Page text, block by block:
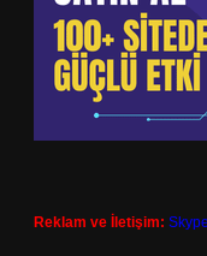
Reklam ve İletişim: